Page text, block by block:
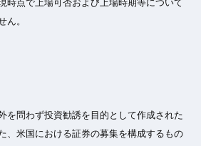
時点で上場可否および上場時期等について
ん。
を問わず投資勧誘を目的として作成された
、米国における証券の募集を構成するもの